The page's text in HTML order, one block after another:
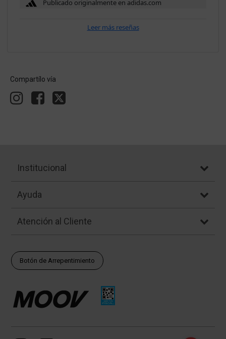
Publicado originalmente en adidas.com
Leer más reseñas
Compartílo vía
Institucional
Ayuda
Atención al Cliente
Botón de Arrepentimiento